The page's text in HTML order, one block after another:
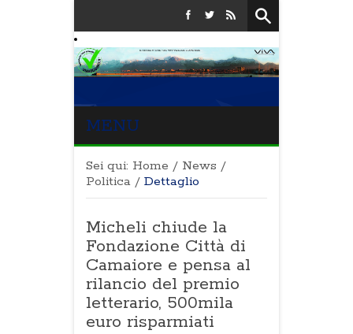
MENU
Sei qui: Home / News /
Politica / Dettaglio
Micheli chiude la
Fondazione Città di
Camaiore e pensa al
rilancio del premio
letterario, 500mila
euro risparmiati